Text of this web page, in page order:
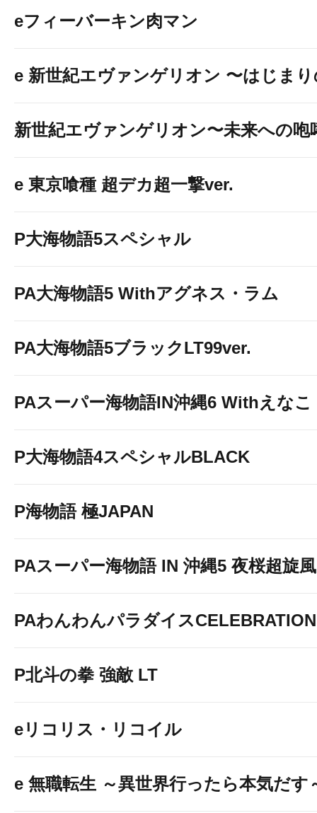
eフィーバーキン肉マン
e 新世紀エヴァンゲリオン 〜はじま
新世紀エヴァンゲリオン〜未来への咆
e 東京喰種 超デカ超一撃ver.
P大海物語5スペシャル
PA大海物語5 Withアグネス・ラム
PA大海物語5ブラックLT99ver.
PAスーパー海物語IN沖縄6 Withえなこ
P大海物語4スペシャルBLACK
P海物語 極JAPAN
PAスーパー海物語 IN 沖縄5 夜桜超旋
PAわんわんパラダイスCELEBRATION
P北斗の拳 強敵 LT
eリコリス・リコイル
e 無職転生 ～異世界行ったら本気だす